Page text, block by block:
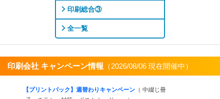
印刷総合③
全一覧
印刷会社 キャンペーン情報 （2026/08/06 現在開催中）
【プリントパック】週替わりキャンペーン （ 中綴じ冊